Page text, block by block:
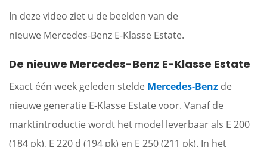
In deze video ziet u de beelden van de
nieuwe Mercedes-Benz E-Klasse Estate.
De nieuwe Mercedes-Benz E-Klasse Estate
Exact één week geleden stelde Mercedes-Benz de
nieuwe generatie E-Klasse Estate voor. Vanaf de
marktintroductie wordt het model leverbaar als E 200
(184 pk), E 220 d (194 pk) en E 250 (211 pk). In het